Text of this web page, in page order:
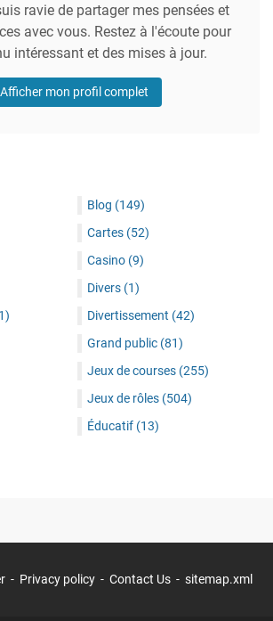
ravie de partager mes pensées et
avec vous. Restez à l'écoute pour
intéressant et des mises à jour.
Afficher mon profil complet
Blog (149)
Cartes (52)
Casino (9)
Divers (1)
Divertissement (42)
Grand public (81)
Jeux de courses (255)
Jeux de rôles (504)
Éducatif (13)
Privacy policy Contact Us sitemap.xml